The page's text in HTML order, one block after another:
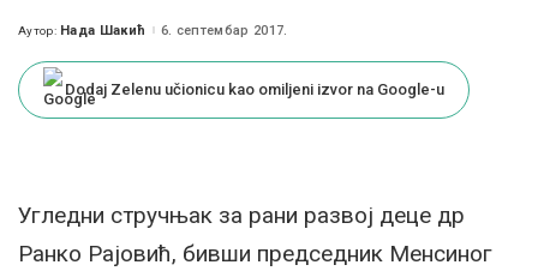
Posted
Аутор: Нада Шакић 6. септембар 2017.
Dodaj Zelenu učionicu kao omiljeni izvor na Google-u
Угледни стручњак за рани развој деце др
Ранко Рајовић, бивши председник Менсиног